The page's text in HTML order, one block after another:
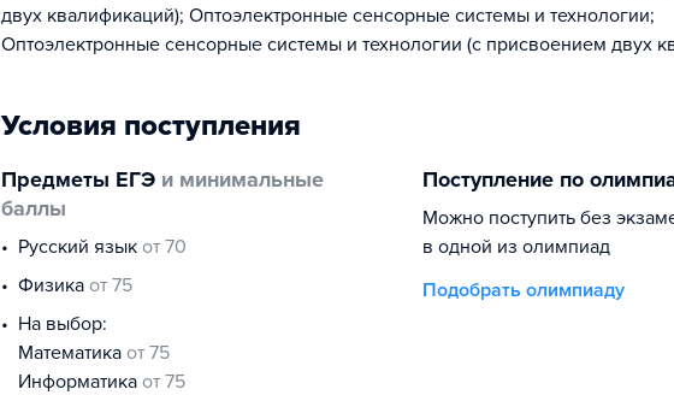
двух квалификаций); Оптоэлектронные сенсорные системы и технологии;
Оптоэлектронные сенсорные системы и технологии (с присвоением двух
Условия поступления
Предметы ЕГЭ и минимальные
баллы
русский язык от 70
физика от 75
На выбор:
математика от 75
информатика от 75
Поступление по
Можно поступить без
в одной из олимпиад
Подобрать олимпиаду